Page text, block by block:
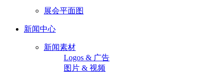
展会平面图
新闻中心
新闻素材
Logos & 广告
图片 & 视频